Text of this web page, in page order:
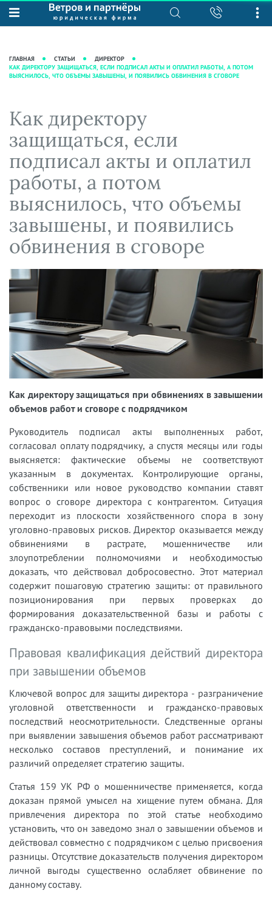
О нас
Рекомендации
Преимущества юридической
фирмы
Кейсы
Вакансии
Юридические услуги
Интеллектуальная собственность
Налоговая практика
Сопровождение бизнеса
Ведение уголовных дел
Защита активов
Ведение дел о банкротстве
База знаний
практики"
Аудиоподкасты
Видеоподкасты
Справочная
Вопросы-ответы
Вебинары и семинары
Прямые эфиры
ГЛАВНАЯ СТАТЬИ
ДИРЕКТОР
КАК ДИРЕКТОРУ ЗАЩИЩАТЬСЯ, ЕСЛИ ПОДПИСАЛ АКТЫ И ОПЛАТИЛ РАБОТЫ, А ПОТОМ
ВЫЯСНИЛОСЬ, ЧТО ОБЪЕМЫ ЗАВЫШЕНЫ, И ПОЯВИЛИСЬ ОБВИНЕНИЯ В СГОВОРЕ
Как директору
защищаться, если
подписал акты и оплатил
работы, а потом
выяснилось, что объемы
завышены, и появились
обвинения в сговоре
Как директору защищаться при обвинениях в завышении
объемов работ и сговоре с подрядчиком
Руководитель подписал акты выполненных работ,
согласовал оплату подрядчику, а спустя месяцы или годы
выясняется: фактические объемы не соответствуют
указанным в документах. Контролирующие органы,
собственники или новое руководство компании ставят
вопрос о сговоре директора с контрагентом. Ситуация
переходит из плоскости хозяйственного спора в зону
уголовно-правовых рисков. Директор оказывается между
обвинениями в растрате, мошенничестве или
злоупотреблении полномочиями и необходимостью
доказать, что действовал добросовестно. Этот материал
содержит пошаговую стратегию защиты: от правильного
позиционирования при первых проверках до
формирования доказательственной базы и работы с
гражданско-правовыми последствиями.
Правовая квалификация действий директора
при завышении объемов
Ключевой вопрос для защиты директора - разграничение
уголовной ответственности и гражданско-правовых
последствий неосмотрительности. Следственные органы
при выявлении завышения объемов работ рассматривают
несколько составов преступлений, и понимание их
различий определяет стратегию защиты.
Статья 159 УК РФ о мошенничестве применяется, когда
доказан прямой умысел на хищение путем обмана. Для
привлечения директора по этой статье необходимо
установить, что он заведомо знал о завышении объемов и
действовал совместно с подрядчиком с целью присвоения
разницы. Отсутствие доказательств получения директором
личной выгоды существенно ослабляет обвинение по
данному составу.